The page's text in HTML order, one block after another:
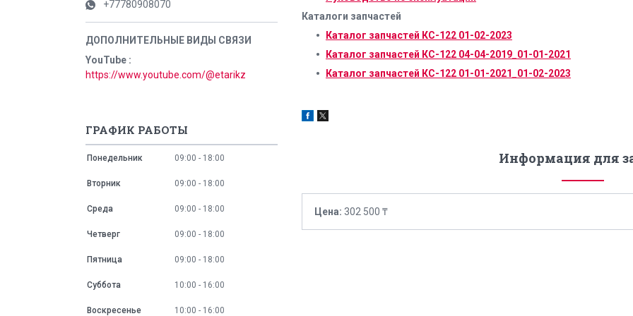
Каталоги запчастей
Каталог запчастей КС-122 01-02-2023
Каталог запчастей КС-122 04-04-2019_01-01-2021
Каталог запчастей КС-122 01-01-2021_01-02-2023
Информация для
Цена: 302 500 ₸
+77780908070
YouTube
https://www.youtube.com/@etarikz
ГРАФИК РАБОТЫ
Понедельник 09:00 18:00
Вторник 09:00 18:00
Среда 09:00 18:00
Четверг 09:00 18:00
Пятница 09:00 18:00
Суббота 10:00 16:00
Воскресенье 10:00 16:00